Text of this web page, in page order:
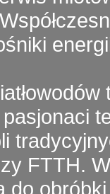
FTTH.
do